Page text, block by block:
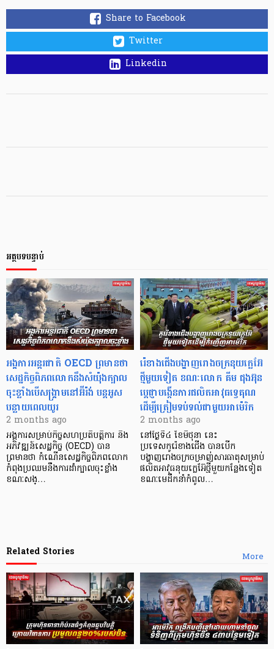
Share to Facebook
Twitter
Linkedin
អត្ថបទបន្ទាប់
អង្គការអន្តរជាតិ OECD ព្រមានថា
សេដ្ឋកិច្ចពិភពលោក​​នឹងសំយ៉ុងក្បាល
ចុះខ្លាំងបើសង្គ្រាមនៅអ៊ីរ៉ង់ បន្តអូស
បន្លាយពេលយូរ
2 months ago
អង្គការសម្រាប់កិច្ចសហប្រតិបត្តិការ និង
អភិវឌ្ឍន៍សេដ្ឋកិច្ច (OECD) បាន
ព្រមានថា កំណើនសេដ្ឋកិច្ចពិភពលោក
កំពុងប្រឈមនឹងការដាំក្បាលចុះខ្លាំង
ខណៈសង្…
រ៉េខាងជើងបង្ហាញរោងចក្រនុយក្លេអ៊ែ
ថ្មីមួយទៀត ខណៈលោក គីម ជុងអ៊ុន
ប្តេជ្ញាបង្កើនការផលិតអាវុធទ្វេគុណ
ដើម្បីត្រៀមទប់ទល់ជាមួយអាម៉េរិក
2 months ago
នៅថ្ងៃទី៤ ខែមិថុនា នេះ
ប្រទេសកូរ៉េខាងជើង បានបើក
បង្ហាញរោងចក្រចម្រាញ់សារធាតុសម្រាប់
ផលិតអាវុធនុយក្លេអ៊ែថ្មីមួយកន្លែងទៀត
ខណៈមេដឹកនាំកំពូល…
More
Related Stories